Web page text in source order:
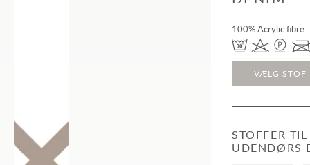
100% Acrylic fibre
VÆLG STOF
STOFFER
UDENDØRS